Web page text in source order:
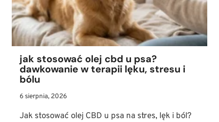
jak stosować olej cbd u psa?
dawkowanie w terapii lęku, stresu i
bólu
6 sierpnia, 2026
Jak stosować olej CBD u psa na stres, lęk i ból?